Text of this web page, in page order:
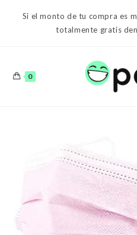
Si el monto de tu compra es
totalmente gratis
0